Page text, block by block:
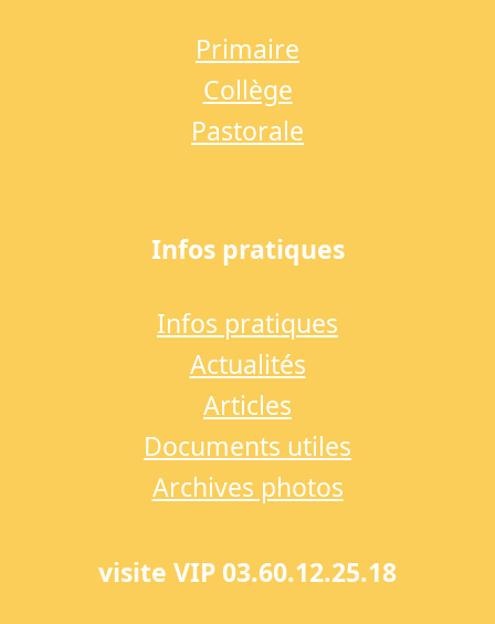
Primaire
Collège
Pastorale
Infos pratiques
Infos pratiques
Actualités
Articles
Documents utiles
Archives photos
visite VIP 03.60.12.25.18